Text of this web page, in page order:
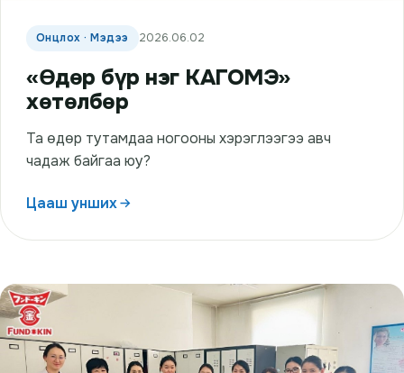
Онцлох · Мэдээ 2026.06.02
«Өдөр бүр нэг КАГОМЭ»
хөтөлбөр
Та өдөр тутамдаа ногооны хэрэглээгээ авч
чадаж байгаа юу?
Цааш унших